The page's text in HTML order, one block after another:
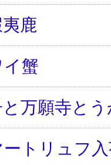
鹿
イ蟹
と万願寺と
ートリュフ